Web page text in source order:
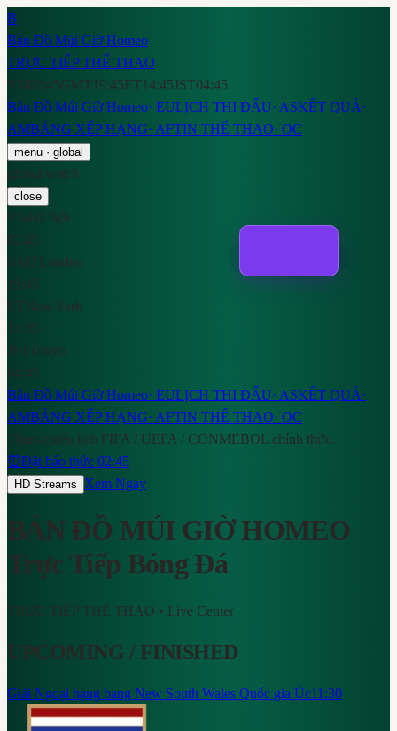
B
Bản Đồ Múi Giờ Homeo
TRỰC TIẾP THỂ THAO
VN02:45GMT 19:45ET 14:45JST04:45
Bản Đồ Múi Giờ Homeo· EULỊCH THI ĐẤU· ASKẾT QUẢ·
AMBẢNG XẾP HẠNG· AFTIN THỂ THAO· OC
menu · global
global.watch
close
VNHà Nội
02:45
GMTLondon
19:45
ETNew York
14:45
JSTTokyo
04:45
Bản Đồ Múi Giờ Homeo· EULỊCH THI ĐẤU· ASKẾT QUẢ·
AMBẢNG XẾP HẠNG· AFTIN THỂ THAO· OC
Tham chiếu lịch FIFA / UEFA / CONMEBOL chính thức.
⏰Đặt báo thức 02:45
HD Streams Xem Ngay
BẢN ĐỒ MÚI GIỜ HOMEO
Trực Tiếp Bóng Đá
TRỰC TIẾP THỂ THAO • Live Center
UPCOMING / FINISHED
Giải Ngoại hạng bang New South Wales Quốc gia Úc11:30